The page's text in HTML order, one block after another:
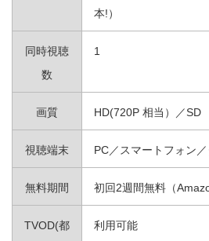
本!）
同時視聴
数
1
画質 HD(720P 相当）／SD
視聴端末 PC／スマートフォン
無料期間 初回2週間無料（
TVOD(都
利用可能